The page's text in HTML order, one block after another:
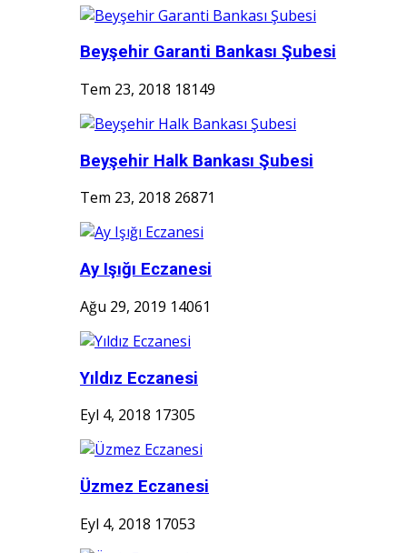
Beyşehir Garanti Bankası Şubesi
Tem 23, 2018 18149
Beyşehir Halk Bankası Şubesi
Tem 23, 2018 26871
Ay Işığı Eczanesi
Ağu 29, 2019 14061
Yıldız Eczanesi
Eyl 4, 2018 17305
Üzmez Eczanesi
Eyl 4, 2018 17053